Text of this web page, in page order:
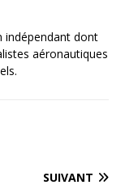
indépendant dont
aéronautiques
SUIVANT